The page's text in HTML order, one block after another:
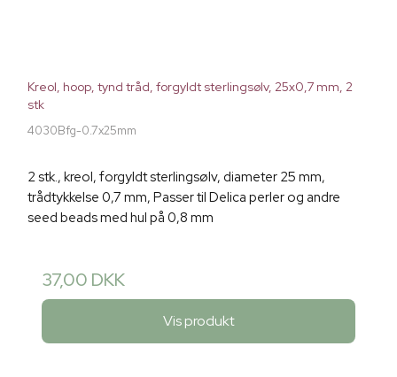
Kreol, hoop, tynd tråd, forgyldt sterlingsølv, 25x0,7 mm, 2
stk
4030Bfg-0.7x25mm
2 stk., kreol, forgyldt sterlingsølv, diameter 25 mm,
trådtykkelse 0,7 mm, Passer til Delica perler og andre
seed beads med hul på 0,8 mm
37,00 DKK
Vis produkt